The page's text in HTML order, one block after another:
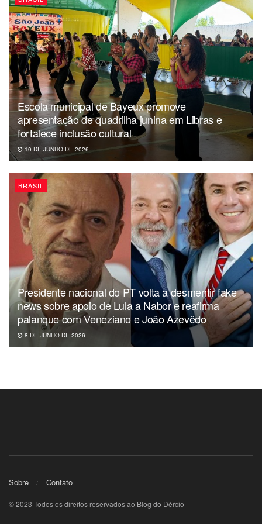
Escola municipal de Bayeux promove
apresentação de quadrilha junina em Libras e
fortalece inclusão cultural
10 DE JUNHO DE 2026
BRASIL
Presidente nacional do PT volta a desmentir fake
news sobre apoio de Lula a Nabor e reafirma
palanque com Veneziano e João Azevêdo
8 DE JUNHO DE 2026
Sobre Contato
© 2023 Todos os direitos reservados ao Blog do Dércio